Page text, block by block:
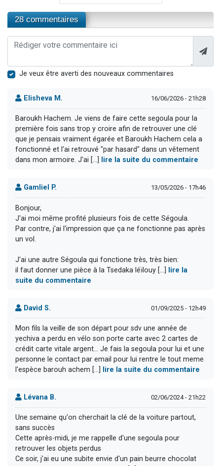
28 commentaires
Je veux être averti des nouveaux commentaires
Elisheva M. 16/06/2026 - 21h28
Baroukh Hachem. Je viens de faire cette segoula pour la
première fois sans trop y croire afin de retrouver une clé
que je pensais vraiment égarée et Baroukh Hachem cela a
fonctionné et l'ai retrouvé "par hasard" dans un vêtement
dans mon armoire. J'ai [...]
lire la suite du commentaire
Gamliel P. 13/05/2026 - 17h46
Bonjour,
J'ai moi même profité plusieurs fois de cette Ségoula.
Par contre, j'ai l'impression que ça ne fonctionne pas après
un vol.
J'ai une autre Ségoula qui fonctione très, très bien:
il faut donner une pièce à la Tsedaka léïlouy [...]
lire la
suite du commentaire
David S. 01/09/2025 - 12h49
Mon fils la veille de son départ pour sdv une année de
yechiva a perdu en vélo son porte carte avec 2 cartes de
crédit carte vitale argent... Je fais la segoula pour lui et une
personne le contact par email pour lui rentre le tout meme
l'espèce barouh achem [...]
lire la suite du commentaire
Lévana B. 02/06/2024 - 21h22
Une semaine qu'on cherchait la clé de la voiture partout,
sans succès
Cette après-midi, je me rappelle d'une segoula pour
retrouver les objets perdus
Ce soir, j'ai eu une subite envie d'un pain beurre chocolat